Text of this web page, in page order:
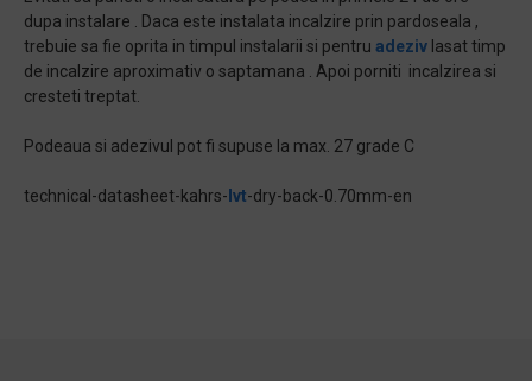
dupa instalare . Daca este instalata incalzire prin pardoseala ,
trebuie sa fie oprita in timpul instalarii si pentru adeziv lasat timp
de incalzire aproximativ o saptamana . Apoi porniti incalzirea si
cresteti treptat.
Podeaua si adezivul pot fi supuse la max. 27 grade C
technical-datasheet-kahrs- lvt-dry-back-0.70mm-en